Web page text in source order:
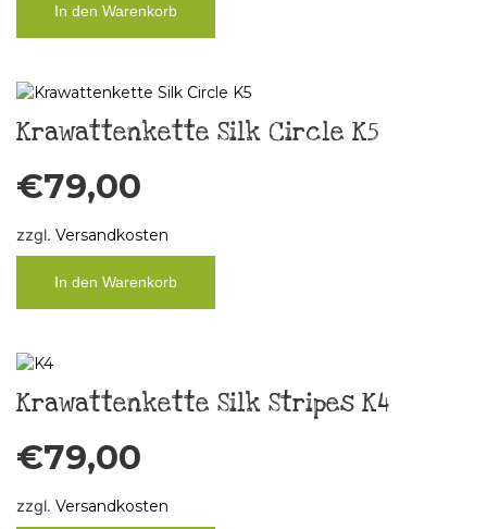
In den Warenkorb
Krawattenkette Silk Circle K5
€79,00
zzgl. Versandkosten
In den Warenkorb
Krawattenkette Silk Stripes K4
€79,00
zzgl. Versandkosten